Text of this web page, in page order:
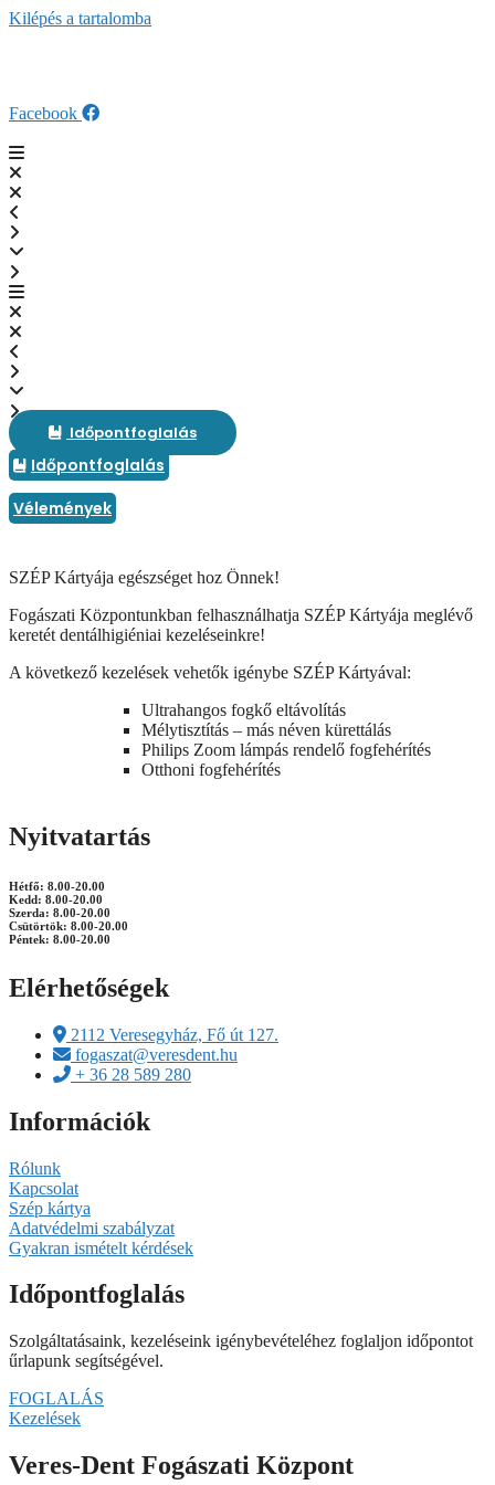
Kilépés a tartalomba
Facebook
Időpontfoglalás
Időpontfoglalás
Vélemények
SZÉP Kártyája egészséget hoz Önnek!
Fogászati Központunkban felhasználhatja SZÉP Kártyája meglévő
keretét dentálhigiéniai kezeléseinkre!
A következő kezelések vehetők igénybe SZÉP Kártyával:
Ultrahangos fogkő eltávolítás
Mélytisztítás – más néven kürettálás
Philips Zoom lámpás rendelő fogfehérítés
Otthoni fogfehérítés
Nyitvatartás
Hétfő: 8.00-20.00
Kedd: 8.00-20.00
Szerda: 8.00-20.00
Csütörtök: 8.00-20.00
Péntek: 8.00-20.00
Elérhetőségek
2112 Veresegyház, Fő út 127.
fogaszat@veresdent.hu
+ 36 28 589 280
Információk
Rólunk
Kapcsolat
Szép kártya
Adatvédelmi szabályzat
Gyakran ismételt kérdések
Időpontfoglalás
Szolgáltatásaink, kezeléseink igénybevételéhez foglaljon időpontot
űrlapunk segítségével.
FOGLALÁS
Kezelések
Veres-Dent Fogászati Központ